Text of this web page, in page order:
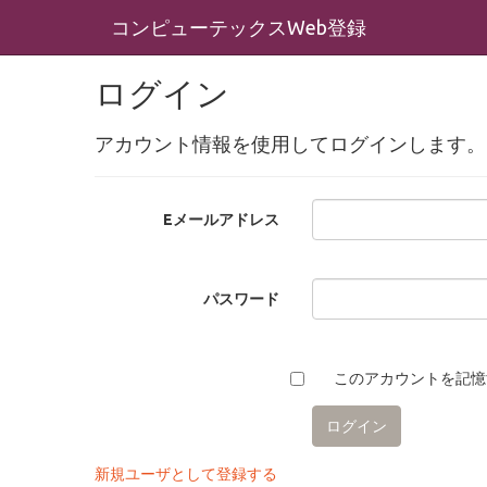
コンピューテックスWeb登録
ログイン
アカウント情報を使用してログインします。
Eメールアドレス
パスワード
このアカウントを記
新規ユーザとして登録する